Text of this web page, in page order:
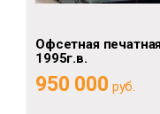
Офсетная
1995г.в.
950 000 руб.